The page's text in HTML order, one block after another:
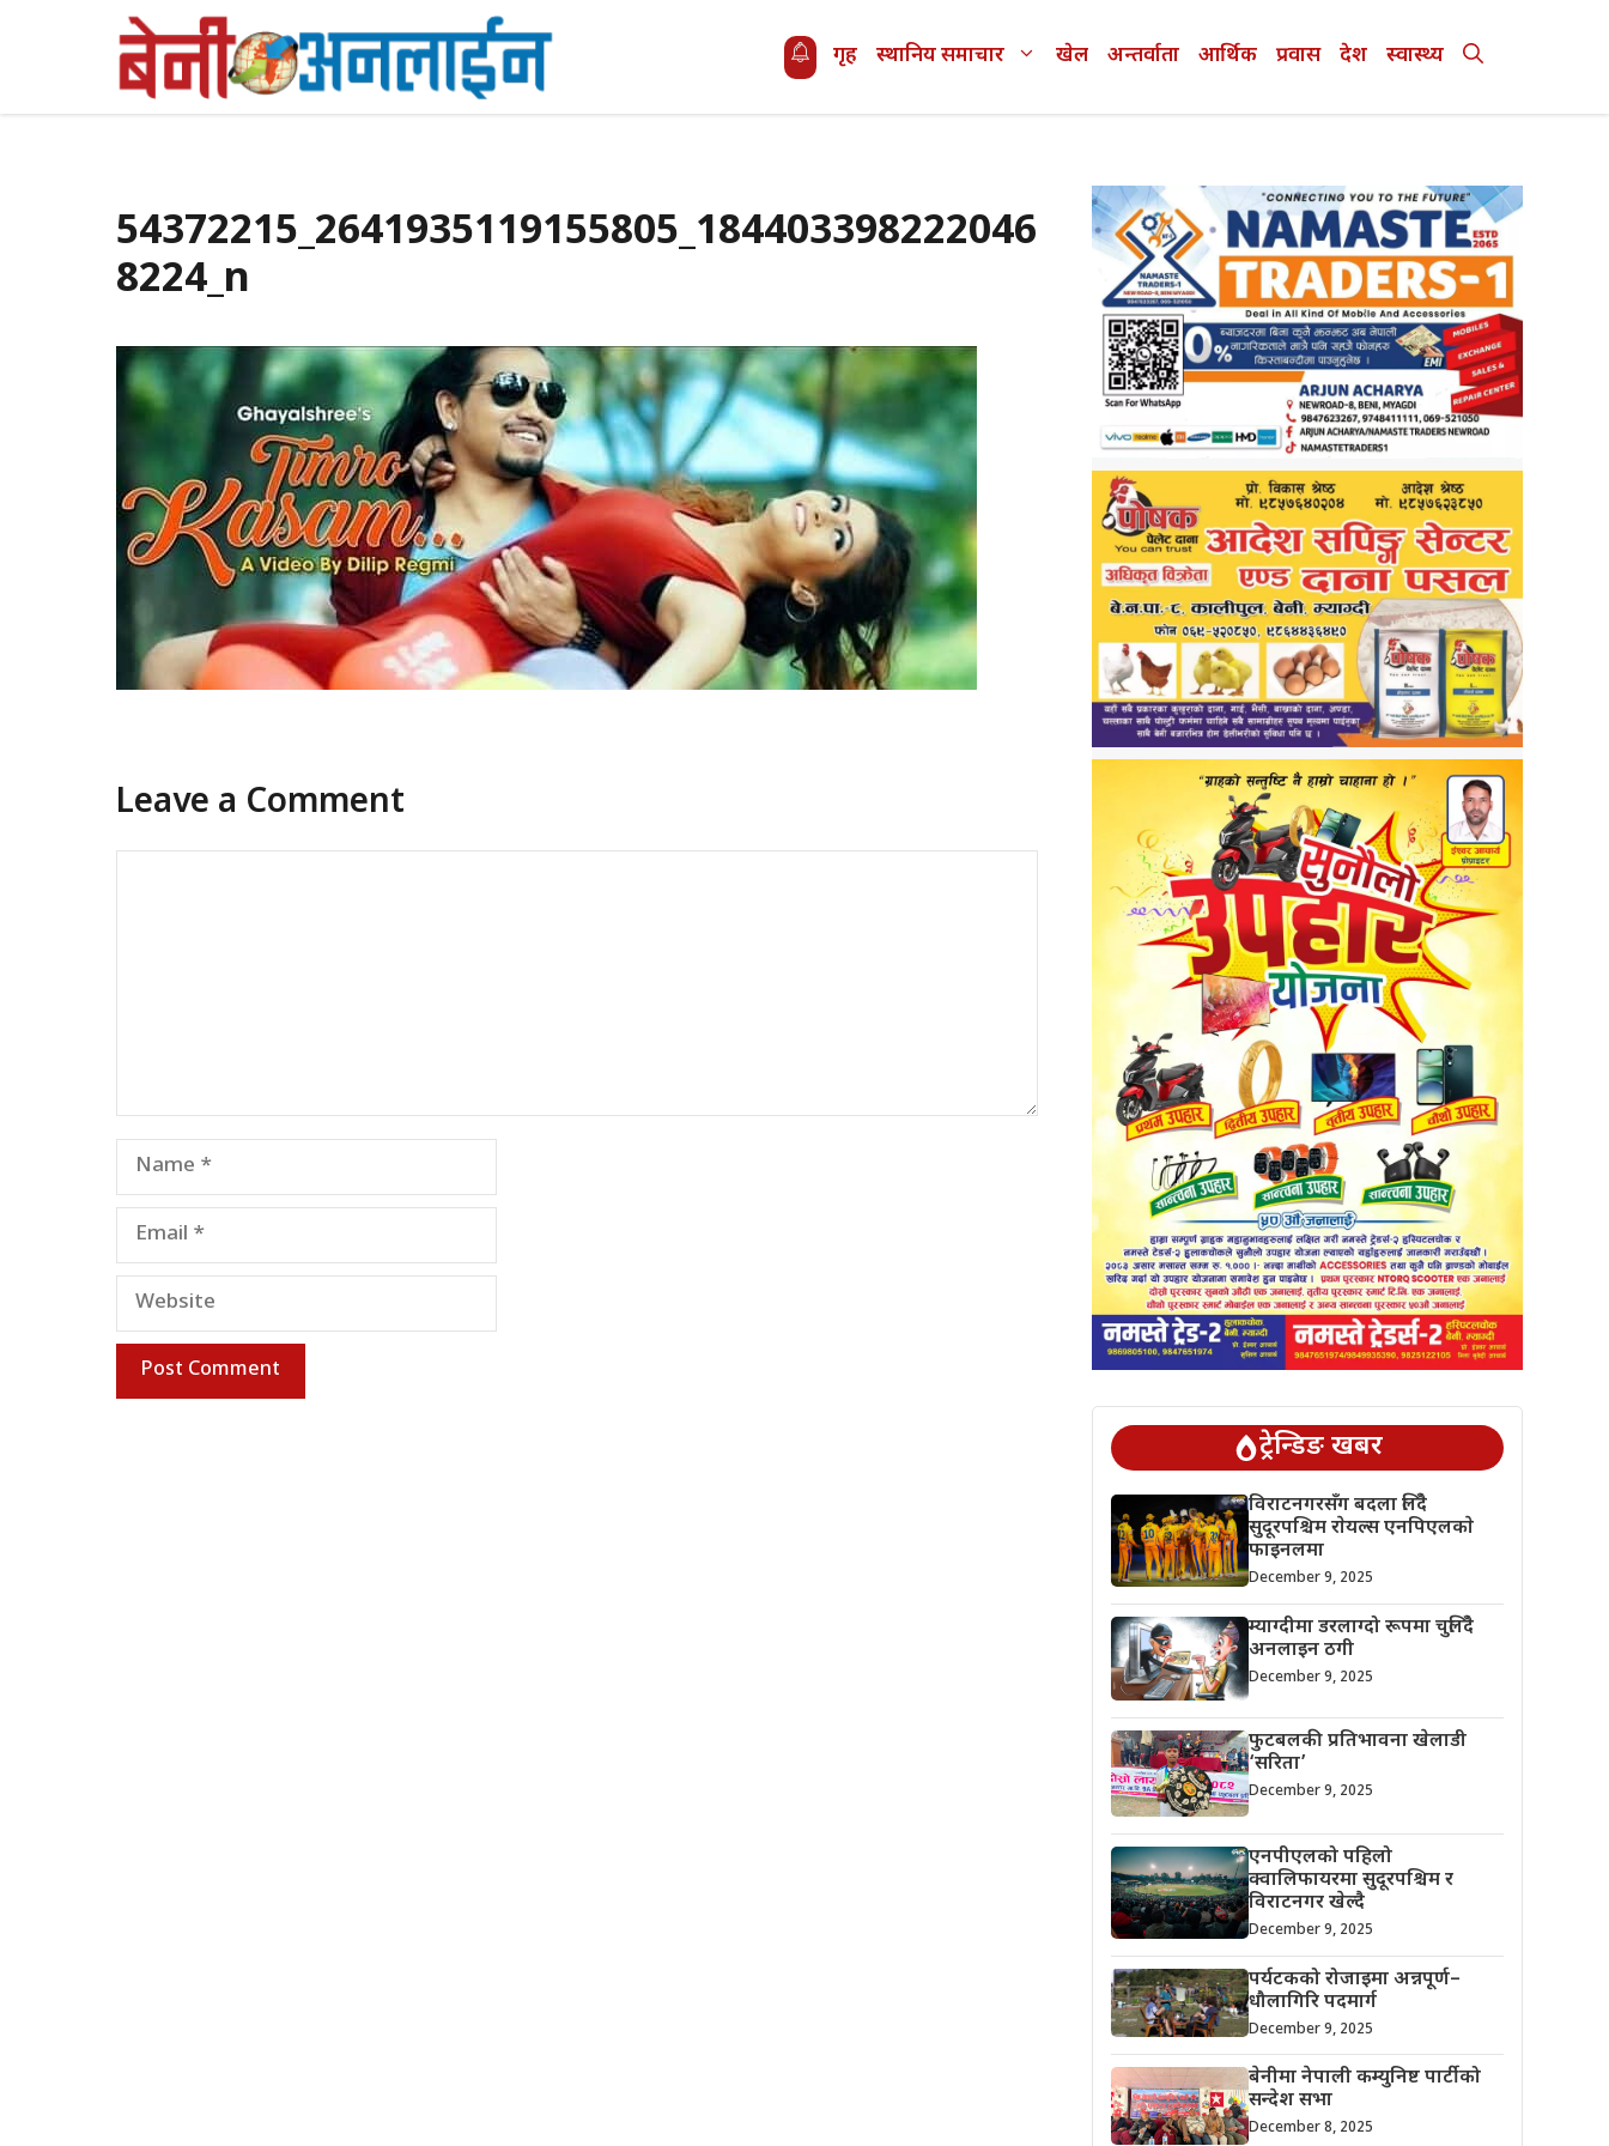
गृह स्थानिय समाचार खेल अन्तर्वाता आर्थिक प्रवास देश स्वास्थ्य
54372215_2641935119155805_184403398222046
8224_n
Leave a Comment
Name
Email
Website
ट्रेन्डिङ खबर
विराटनगरसँग बदला लिँदै
सुदूरपश्चिम राेयल्स एनपिएलकाे
फाइनलमा
December 9, 2025
म्याग्दीमा डरलाग्दो रूपमा चुलिँदै
अनलाइन ठगी
December 9, 2025
फुटबलकी प्रतिभावना खेलाडी
‘सरिता’
December 9, 2025
एनपीएलको पहिलो
क्वालिफायरमा सुदूरपश्चिम र
विराटनगर खेल्दै
December 9, 2025
पर्यटकको रोजाइमा अन्नपूर्ण–
धौलागिरि पदमार्ग
December 9, 2025
बेनीमा नेपाली कम्युनिष्ट पार्टीको
सन्देश सभा
December 8, 2025